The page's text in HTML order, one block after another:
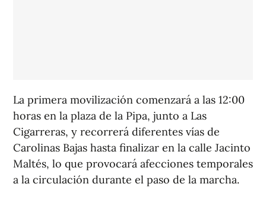
La primera movilización comenzará a las 12:00
horas en la plaza de la Pipa, junto a Las
Cigarreras, y recorrerá diferentes vías de
Carolinas Bajas hasta finalizar en la calle Jacinto
Maltés, lo que provocará afecciones temporales
a la circulación durante el paso de la marcha.